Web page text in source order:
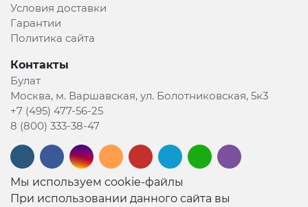
Условия доставки
Гарантии
Политика сайта
Контакты
Булат
Москва, м. Варшавская, ул. Болотниковская, 5к3
+7 (495) 477-56-25
8 (800) 333-38-47
Мы используем cookie-файлы
При использовании данного сайта вы